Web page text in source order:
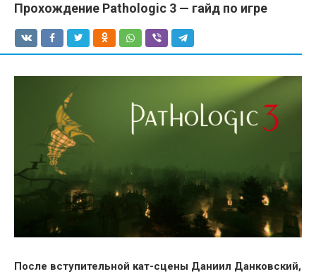
Прохождение Pathologic 3 — гайд по игре
После вступительной кат-сцены Даниил Данковский,